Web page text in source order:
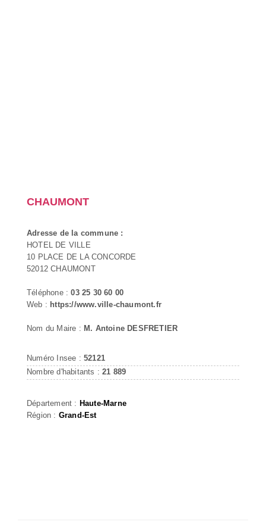
CHAUMONT
Adresse de la commune :
HOTEL DE VILLE
10 PLACE DE LA CONCORDE
52012 CHAUMONT
Téléphone :03 25 30 60 00
Web : https://www.ville-chaumont.fr
Nom du Maire : M. Antoine DESFRETIER
Numéro Insee : 52121
Nombre d'habitants :21 889
Département : Haute-Marne
Région : Grand-Est